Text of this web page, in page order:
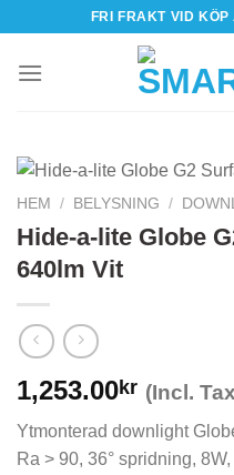
content
FRI FRAKT VID KÖP
HEM / BELYSNING /
Hide-a-lite Globe
640lm Vit
1,253.00kr (Incl.
Ytmonterad downlight
Ra > 90, 36° spridning,